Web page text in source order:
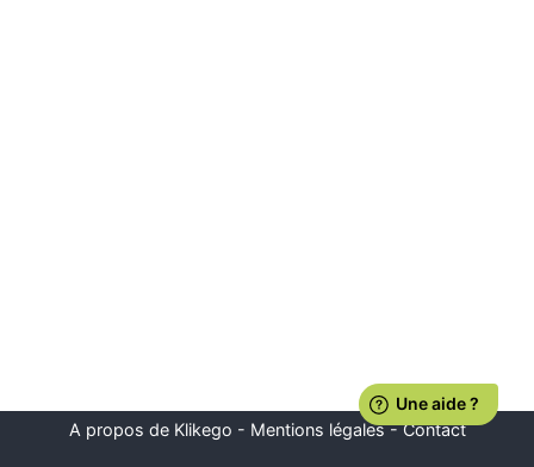
A propos de Klikego - Mentions légales-Contact